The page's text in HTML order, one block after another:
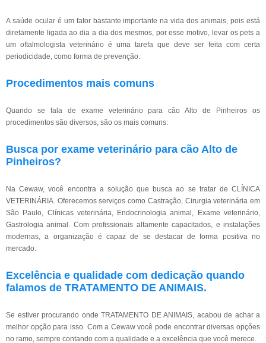
A saúde ocular é um fator bastante importante na vida dos animais, pois está
diretamente ligada ao dia a dia dos mesmos, por esse motivo, levar os pets a
um oftalmologista veterinário é uma tarefa que deve ser feita com certa
periodicidade, como forma de prevenção.
Procedimentos mais comuns
Quando se fala de exame veterinário para cão Alto de Pinheiros os
procedimentos são diversos, são os mais comuns:
Busca por exame veterinário para cão Alto de
Pinheiros?
Na Cewaw, você encontra a solução que busca ao se tratar de CLÍNICA
VETERINÁRIA. Oferecemos serviços como Castração, Cirurgia veterinária em
São Paulo, Clínicas veterinária, Endocrinologia animal, Exame veterinário,
Gastrologia animal. Com profissionais altamente capacitados, e instalações
modernas, a organização é capaz de se destacar de forma positiva no
mercado.
Excelência e qualidade com dedicação quando
falamos de TRATAMENTO DE ANIMAIS.
Se estiver procurando onde TRATAMENTO DE ANIMAIS, acabou de achar a
melhor opção para isso. Com a Cewaw você pode encontrar diversas opções
no ramo, sempre contando com a qualidade e a excelência que você merece.